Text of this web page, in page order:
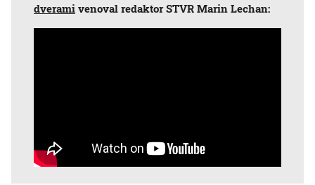
dverami venoval redaktor STVR Marin Lechan: